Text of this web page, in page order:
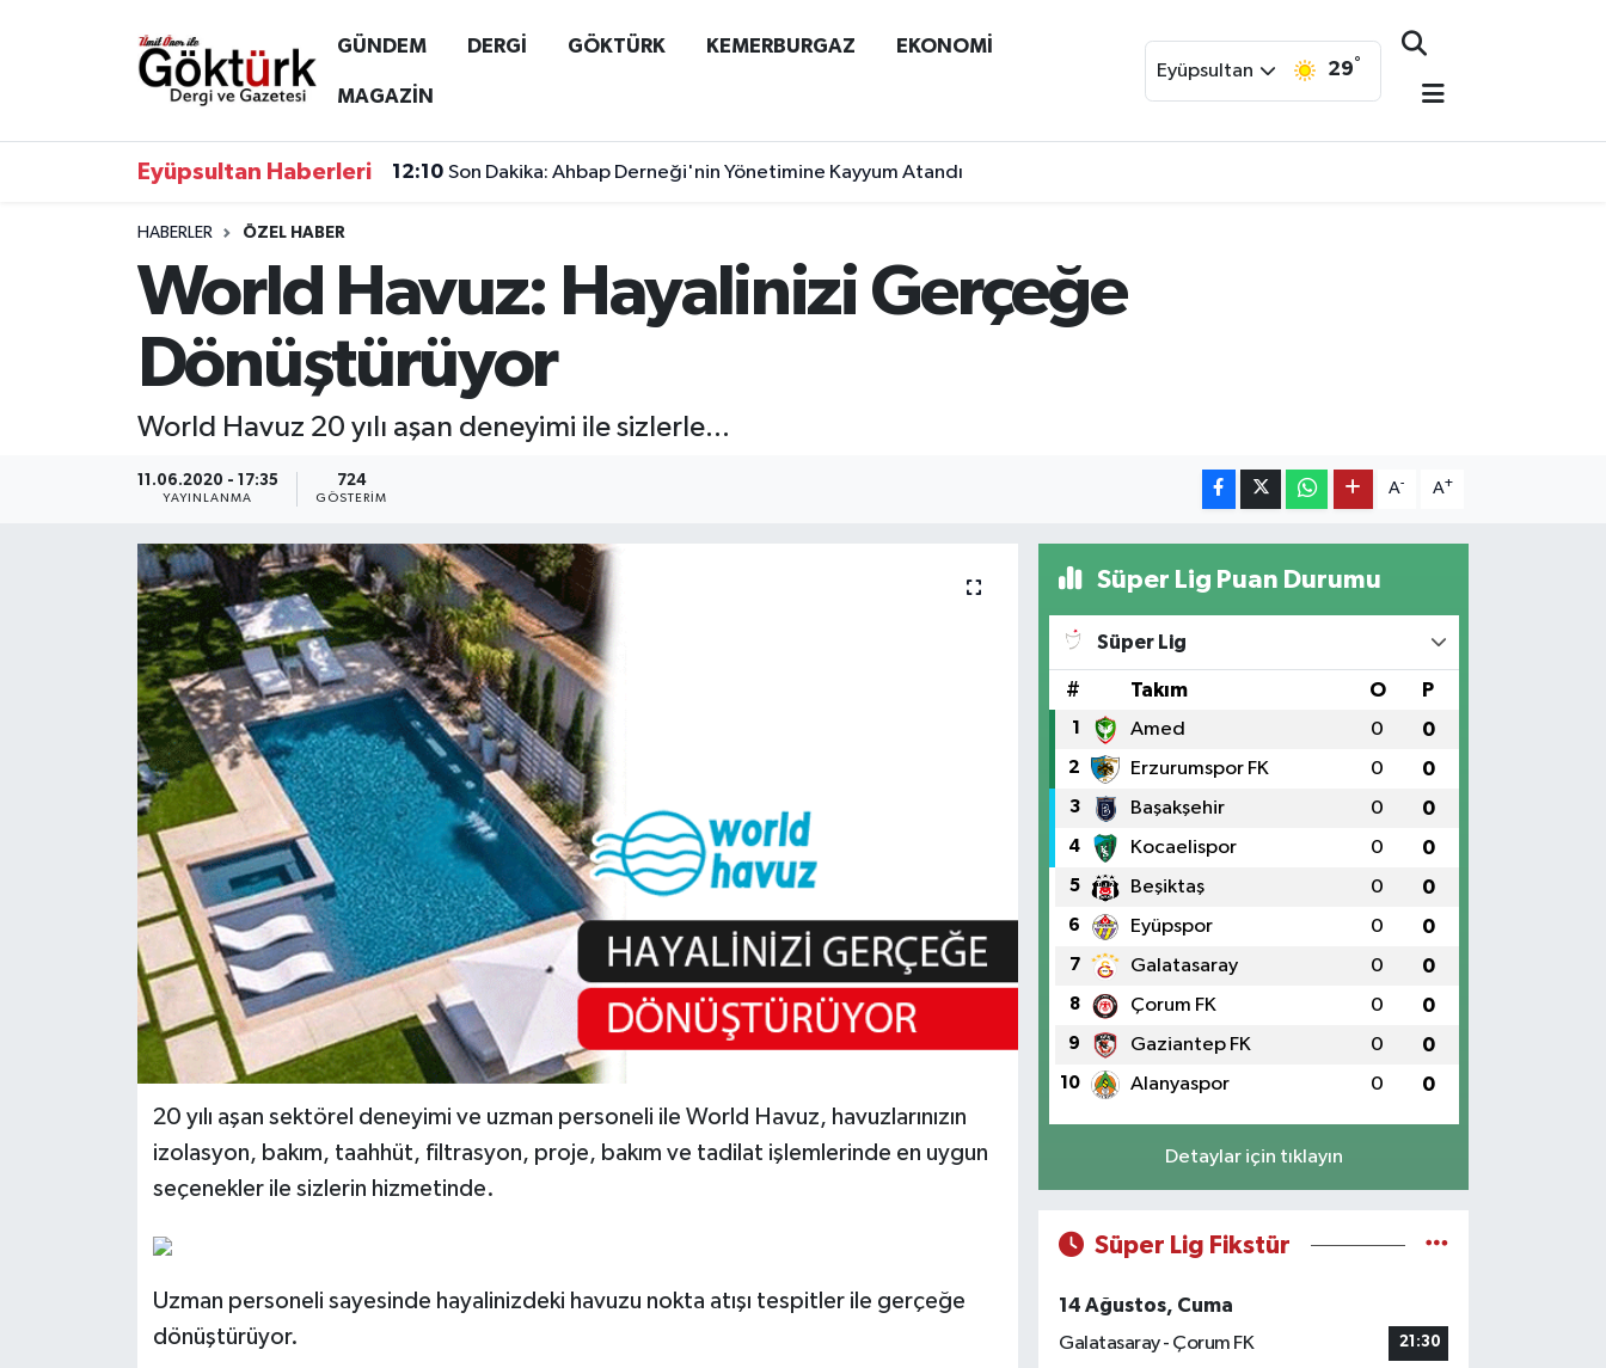
GÜNDEM DERGİ GÖKTÜRK KEMERBURGAZ EKONOMİ
MAGAZİN
Eyüpsultan 29°
Eyüpsultan Haberleri 12:10 Son Dakika: Ahbap Derneği'nin Yönetimine Kayyum Atandı
HABERLER ÖZEL HABER
World Havuz: Hayalinizi Gerçeğe
Dönüştürüyor
World Havuz 20 yılı aşan deneyimi ile sizlerle...
11.06.2020 - 17:35
YAYINLANMA
724
GÖSTERIM
A- A+
20 yılı aşan sektörel deneyimi ve uzman personeli ile World Havuz, havuzlarınızın
izolasyon, bakım, taahhüt, filtrasyon, proje, bakım ve tadilat işlemlerinde en uygun
seçenekler ile sizlerin hizmetinde.
Uzman personeli sayesinde hayalinizdeki havuzu nokta atışı tespitler ile gerçeğe
dönüştürüyor.
Süper Lig Puan Durumu
Süper Lig
# Takım O P
1 Amed 0 0
2 Erzurumspor FK 0 0
3 Başakşehir 0 0
4 Kocaelispor 0 0
5 Beşiktaş 0 0
6 Eyüpspor 0 0
7 Galatasaray 0 0
8 Çorum FK 0 0
9 Gaziantep FK 0 0
10 Alanyaspor 0 0
Detaylar için tıklayın
Süper Lig Fikstür
14 Ağustos, Cuma
Galatasaray - Çorum FK
21:30
Anne Çocuk
KEMERBURGAZ
KÜLTÜR - SANAT
MAGAZİN
ÖZEL HABER
SAĞLIK
TEKNOLOJİ
TİCARET
Eyüpsultan Hava Durumu
Tüm Manşetler
Son Dakika Haberleri